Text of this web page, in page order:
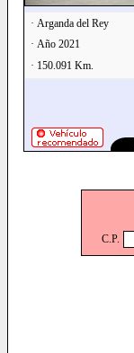
· Arganda del Rey
· Año 2021
· 150.091 Km.
C.P.